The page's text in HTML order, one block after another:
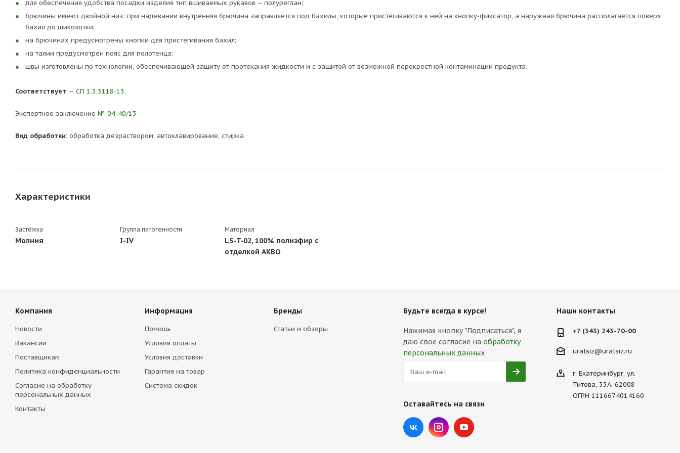
для обеспечения удобства посадки изделия тип вшиваемых рукавов – полуреглан;
брючины имеют двойной низ: при надевании внутренняя брючина заправляется под бахилы, которые пристёгиваются к ней на кнопку-фиксатор, а наружная брючина располагается поверх
бахил до щиколотки;
на брючинах предусмотрены кнопки для пристегивания бахил;
на талии предусмотрен пояс для полотенца;
швы изготовлены по технологии, обеспечивающей защиту от протекания жидкости и с защитой от возможной перекрестной контаминации продукта.
Соответствует — СП 1.3.3118-13.
Экспертное заключение № 04-40/13
Вид обработки: обработка дезраствором, автоклавирование, стирка
Характеристики
Застёжка
Молния
Группа патогенности
I-IV
Материал
LS-T-02, 100% полиэфир с
отделкой АКВО
Компания
Новости
Вакансии
Поставщикам
Политика конфиденциальности
Согласие на обработку
персональных данных
Контакты
Информация
Помощь
Условия оплаты
Условия доставки
Гарантия на товар
Система скидок
Бренды
Статьи и обзоры
Будьте всегда в курсе!
Нажимая кнопку "Подписаться", я
даю свое согласие на обработку
персональных данных
Оставайтесь на связи
Наши контакты
+7 (343) 243-70-00
uralsiz@uralsiz.ru
г. Екатеринбург, ул.
Титова, 33А, 62008
ОГРН 1116674014160